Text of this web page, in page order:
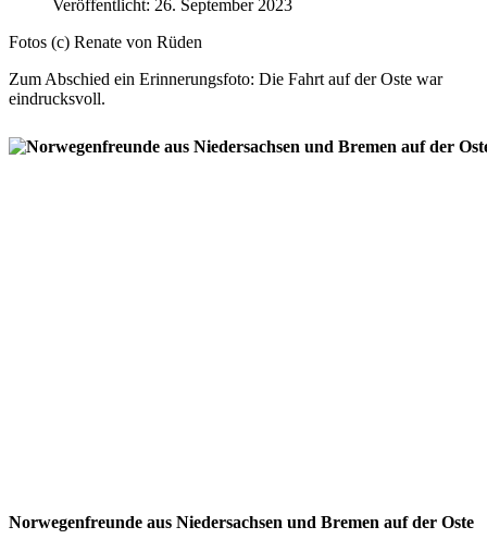
Veröffentlicht: 26. September 2023
Fotos (c) Renate von Rüden
Zum Abschied ein Erinnerungsfoto: Die Fahrt auf der Oste war
eindrucksvoll.
Norwegenfreunde aus Niedersachsen und Bremen auf der Oste